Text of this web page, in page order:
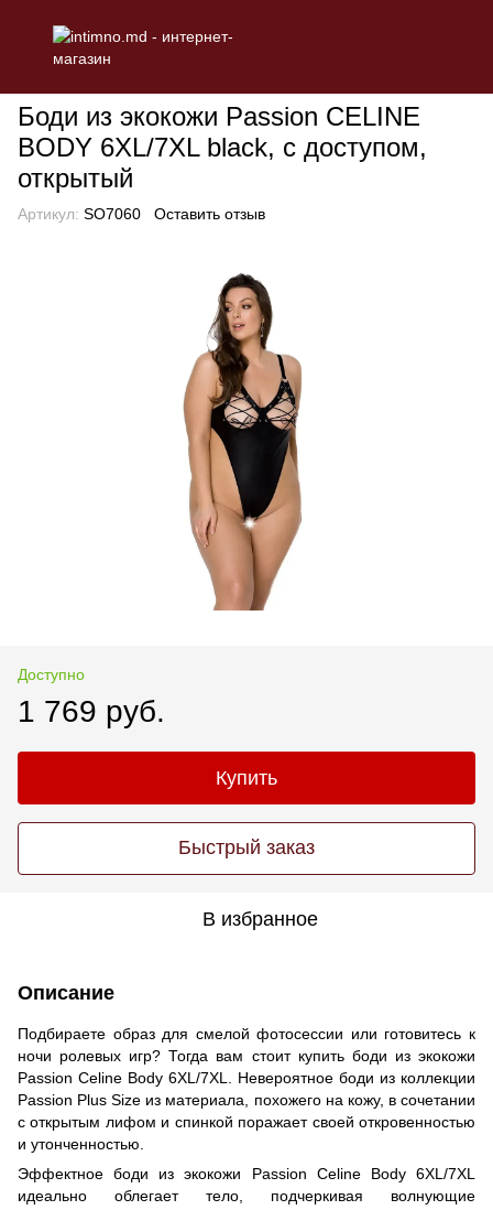
Боди из экокожи Passion CELINE
BODY 6XL/7XL black, с доступом,
открытый
Артикул: SO7060 Оставить отзыв
Доступно
1 769 руб.
Купить
Быстрый заказ
В избранное
Описание
Подбираете образ для смелой фотосессии или готовитесь к
ночи ролевых игр? Тогда вам стоит купить боди из экокожи
Passion Celine Body 6XL/7XL. Невероятное боди из коллекции
Passion Plus Size из материала, похожего на кожу, в сочетании
с открытым лифом и спинкой поражает своей откровенностью
и утонченностью.
Эффектное боди из экокожи Passion Celine Body 6XL/7XL
идеально облегает тело, подчеркивая волнующие